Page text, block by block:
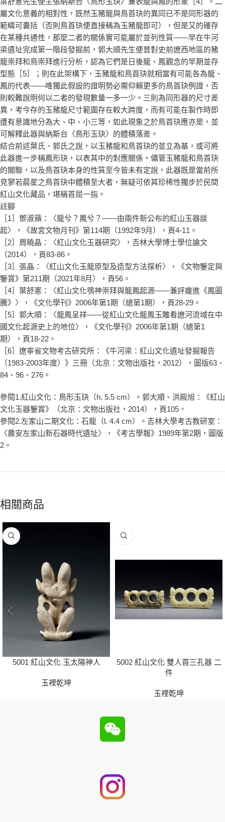
屬文化意義的相對性，既然玉豬龍與鳥首玦的異同已不是同形器的
範疇可囊括（否則鳥首玦便直接稱為玉豬龍即可），但是又的確存
在某種共通性，那麼二者的關係實可能屬於並列性質——早在牛河
梁遺址完成第一階段發掘前，郭大順先生便曾對史前遼西地區的豬
龍崇拜和鳥崇拜進行分析，認為它們是日後龍、鳳觀念的早期並存
型態［5］；則在此架構下，玉豬龍和鳥首玦就相當有可能各為龍、
鳳的代表——唯獨此假設的證明勢必需仰賴更多的鳥首玦例證，否
則較難說明何以二者的發現數量一多一少。三則為同形器的尺寸差
異，考今存的玉豬龍尺寸範圍存在較大跨度，而有可能在製作時即
遭有意識地分為大、中、小三等，如此現象之於鳥首玦應亦是，並
可解釋此器與納斯台〈鳥形玉玦〉的體積落差。
結合前述葉氏、郭氏之說，以玉豬龍和鳥首玦的並立為基，或可將
此器進一步稱鳳形玦，以表其中的對應關係。儘管玉豬龍和鳥首玦
的關聯，以及鳥首玦本身的性質至今皆未有定說，此器既是當前所
見寥若晨星之鳥首玦中體積至大者，無疑可依其珍稀性獨步於民間
紅山文化藏品，堪稱首屈一指。
註腳
［1］鄧淑蘋：〈龍兮？鳳兮？——由兩件新公布的紅山玉器談
起〉，《故宮文物月刊》第114期（1992年9月），頁4-11。
［2］周曉晶：〈紅山文化玉器研究〉，吉林大學博士學位論文
（2014），頁83-86。
［3］張晶：〈紅山文化玉龍原型及造型方法探析〉，《文物鑒定與
鑒賞》第211期（2021年8月），頁56。
［4］葉舒憲：〈紅山文化鴞神崇拜與龍鳳起源——兼評龐進《鳳圖
騰》〉，《文化學刊》2006年第1期（總第1期），頁28-29。
［5］郭大順：〈龍鳳呈祥——從紅山文化龍鳳玉雕看遼河流域在中
國文化起源史上的地位〉，《文化學刊》2006年第1期（總第1
期），頁18-22。
［6］遼寧省文物考古研究所：《牛河梁：紅山文化遺址發掘報告
（1983-2003年度）》三冊（北京：文物出版社，2012），圖版63、
84、96、276。
參閱1.紅山文化：鳥形玉玦（h. 5.5 cm）。郭大順、洪殿旭：《紅山
文化玉器鑒賞》（北京：文物出版社，2014），頁105，
參閱2.左家山二期文化：石龍（l. 4.4 cm）。吉林大學考古教研室：
〈農安左家山新石器時代遺址〉，《考古學報》1989年第2期，圖版
2。
相關商品
5001 紅山文化 玉太陽神人
玉裡乾坤
5002 紅山文化 雙人首三孔器 二
件
玉裡乾坤